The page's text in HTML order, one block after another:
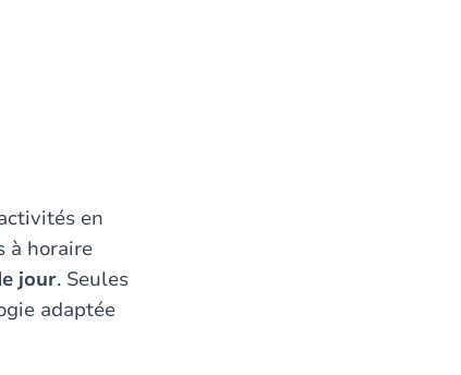
en
à horaire
jour. Seules
adaptée